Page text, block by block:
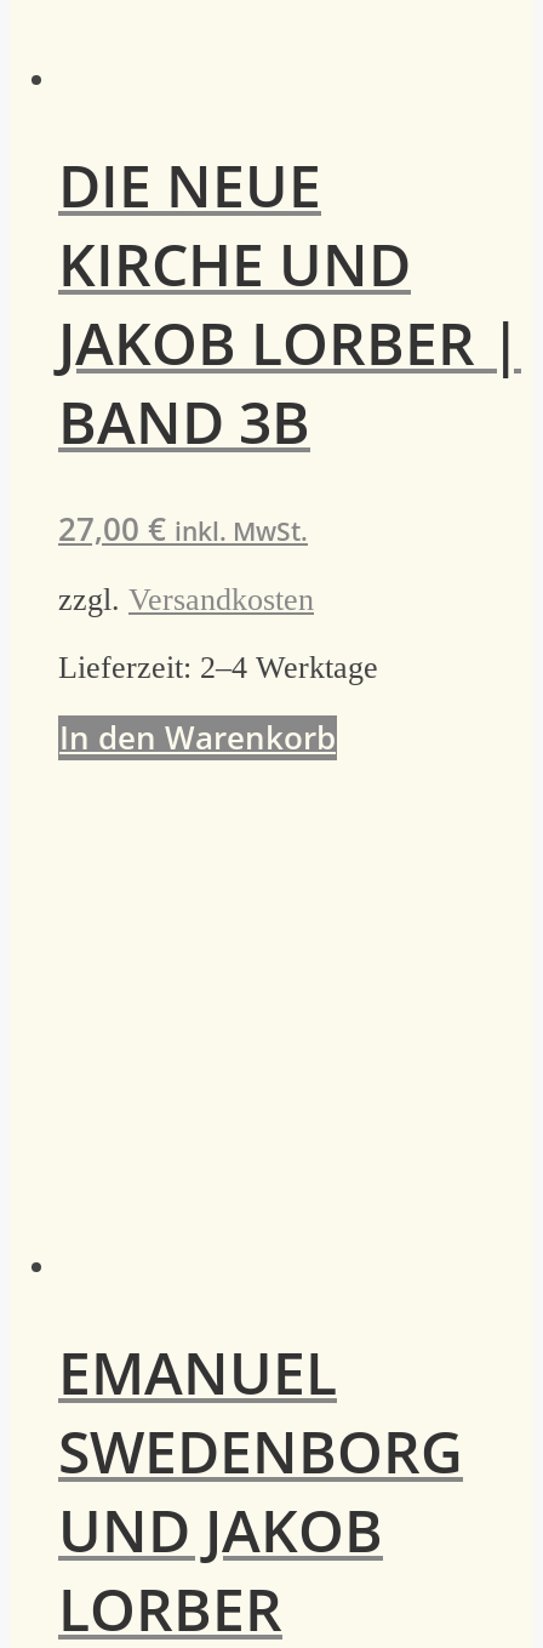
DIE NEUE
KIRCHE UND
JAKOB LORBER |
BAND 3B
27,00 € inkl. MwSt.
zzgl. Versandkosten
Lieferzeit: 2–4 Werktage
In den Warenkorb
EMANUEL
SWEDENBORG
UND JAKOB
LORBER